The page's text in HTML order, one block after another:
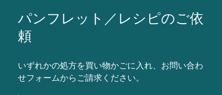
パンフレット／レシピのご依
頼
いずれかの処方を買い物かごに入れ、お問い合わ
せフォームからご請求ください。